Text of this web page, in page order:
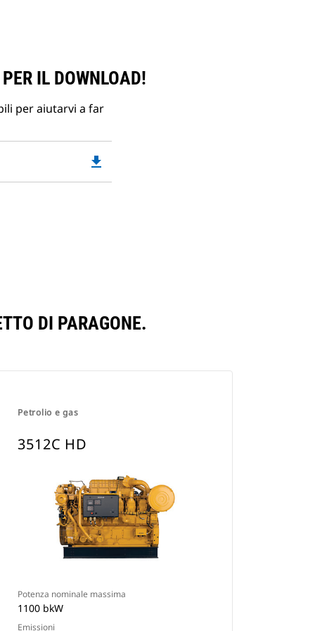
IL DOWNLOAD!
per aiutarvi a far
file_download
DI PARAGONE.
Petrolio e gas
3512C HD
Potenza nominale massima
1100 bkW
Emissioni